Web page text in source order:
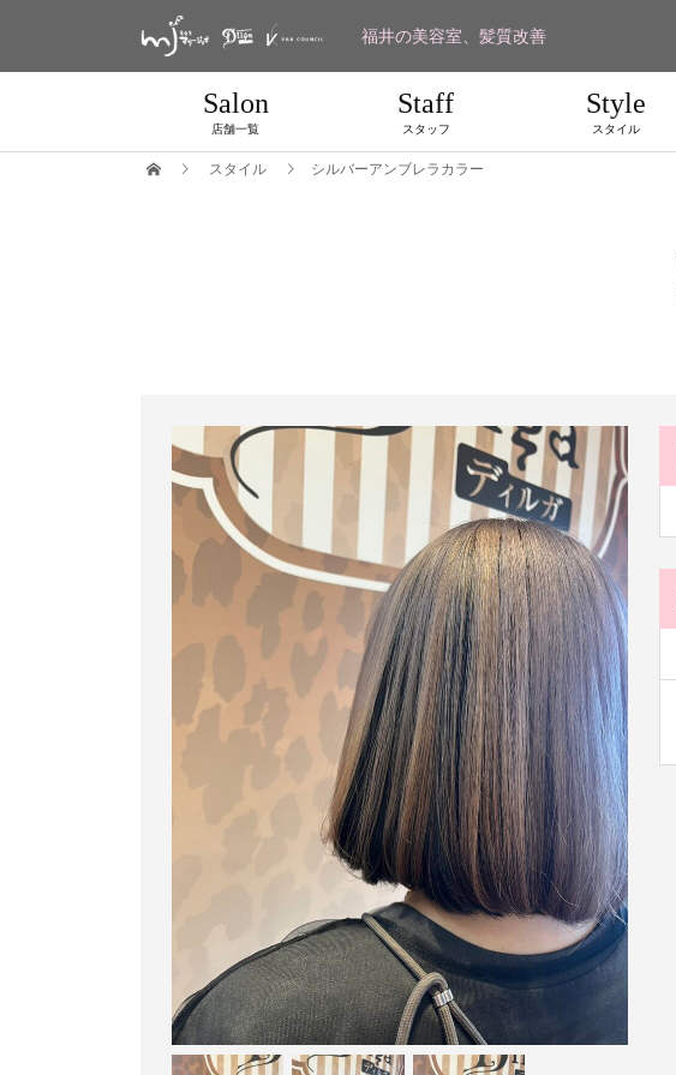
福井の美容室、髪質改善
Salon
店舗一覧
Staff
スタッフ
Style
スタイル
スタイル シルバーアンブレラカラー